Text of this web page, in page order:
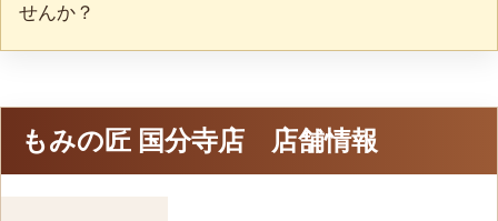
せんか？
もみの匠 国分寺店 店舗情報